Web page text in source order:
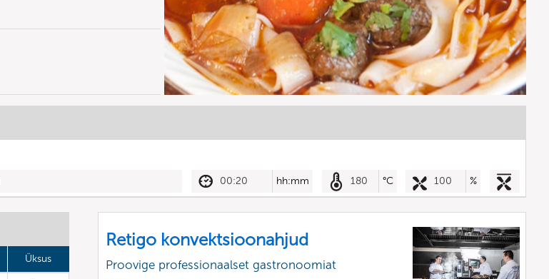
00:20 hh:mm 180 °C 100 %
Üksus
Retigo konvektsioonahjud
Proovige professionaalset gastronoomiat